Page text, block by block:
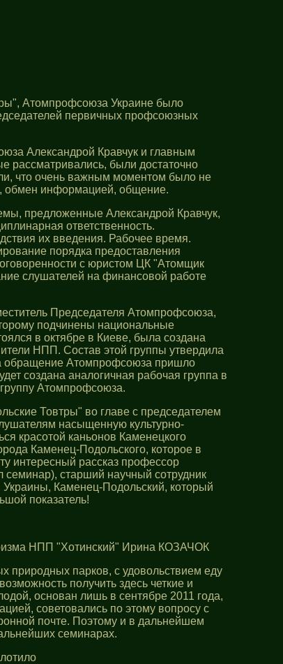
Атомпрофсоюза Украине было
первичных профсоюзных
Александрой Кравчук и главным
были достаточно
что очень важным моментом было не
обмен информацией, общение.
предложенные Александрой Кравчук,
ответственность.
их введения. Рабочее время.
порядка предоставления
с юристом ЦК "Атомщик
слушателей на финансовой работе
Председателя Атомпрофсоюза,
подчинены национальные
в октябре в Киеве, была создана
НПП. Состав этой группы утвердила
обращение Атомпрофсоюза пришло
создана аналогичная рабочая группа в
Атомпрофсоюза.
Товтры" во главе с председателем
насыщенную культурно-
красотой каньонов Каменецкого
Каменец-Подольского, которое в
интересный рассказ профессор
семинар), старший научный сотрудник
Каменец-Подольский, который
показатель!
НПП "Хотинский" Ирина КОЗАЧОК
природных парков, с удовольствием еду
получить здесь четкие и
основан лишь в сентябре 2011 года,
советовались по этому вопросу с
почте. Поэтому и в дальнейшем
семинарах.